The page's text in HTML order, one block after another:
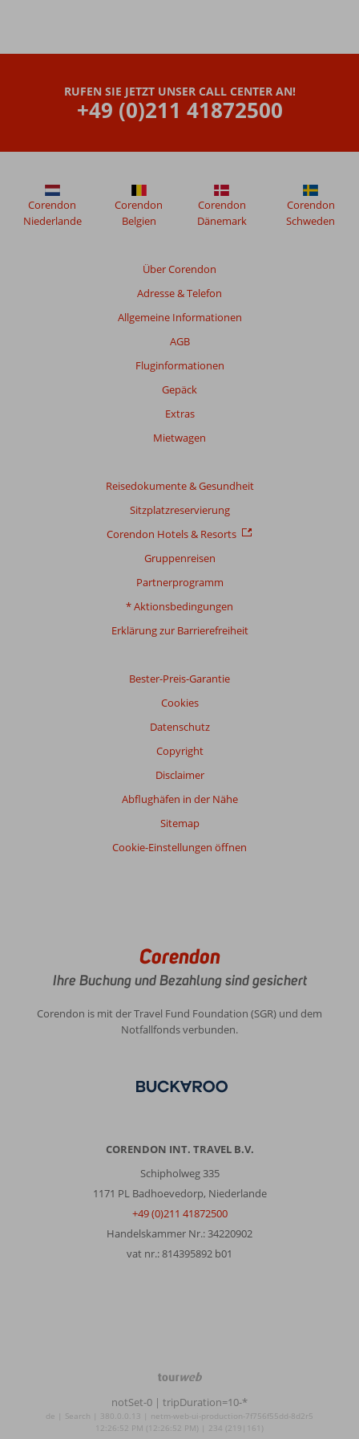
RUFEN SIE JETZT UNSER CALL CENTER AN!
+49 (0)211 41872500
Über Corendon
Adresse & Telefon
Allgemeine Informationen
AGB
Fluginformationen
Gepäck
Extras
Mietwagen
Reisedokumente & Gesundheit
Sitzplatzreservierung
Corendon Hotels & Resorts
Gruppenreisen
Partnerprogramm
* Aktionsbedingungen
Erklärung zur Barrierefreiheit
Bester-Preis-Garantie
Cookies
Datenschutz
Copyright
Disclaimer
Abflughäfen in der Nähe
Sitemap
Cookie-Einstellungen öffnen
Corendon
Niederlande
Corendon
Belgien
Corendon
Dänemark
Corendon
Schweden
Corendon
Ihre Buchung und Bezahlung sind gesichert
Corendon is mit der Travel Fund Foundation (SGR) und dem
Notfallfonds verbunden.
CORENDON INT. TRAVEL B.V.
Schipholweg 335
1171 PL Badhoevedorp, Niederlande
+49 (0)211 41872500
Handelskammer Nr.: 34220902
vat nr.: 814395892 b01
TourWeb
©
NetMatch
notSet-0 | tripDuration=10-*
de | Search | 380.0.0.13 | netm-web-ui-production-7f756f55dd-8d2r5
12:26:52 PM (12:26:52 PM) | 234 (219|161)